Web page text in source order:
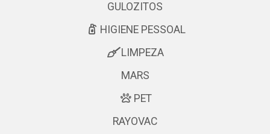
GULOZITOS
HIGIENE PESSOAL
LIMPEZA
MARS
PET
RAYOVAC